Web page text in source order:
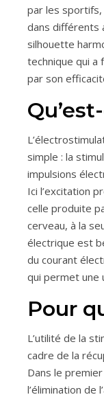
par les sportifs,
dans différents
silhouette
technique qui a
par son
simple : la
impulsions
Ici l’excitation
celle produite
cerveau, à la
électrique est
du courant
qui permet une
Pour
L’utilité de la
cadre de la
Dans le
l’élimination de